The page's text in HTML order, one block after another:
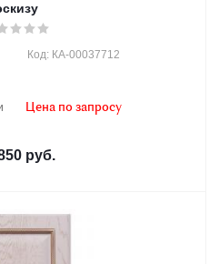
Код: КА-00037712
Цена по запросу
руб.